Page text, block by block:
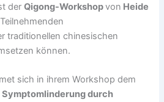
derQigong-Workshopvon Heide
traditionellen chinesischen
können.
sich in ihrem Workshop dem
Symptomlinderung durch